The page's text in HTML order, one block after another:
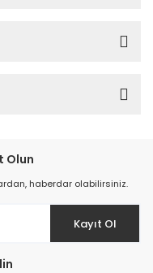
Olun
haberdar olabilirsiniz.
Kayıt Ol